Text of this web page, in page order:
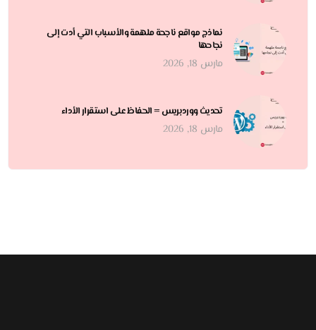
نماذج مواقع ناجحة ملهمة والأسباب التي أدت إلى
نجاحها
مارس 18, 2026
تحديث ووردبريس = الحفاظ على استقرار الأداء
مارس 18, 2026